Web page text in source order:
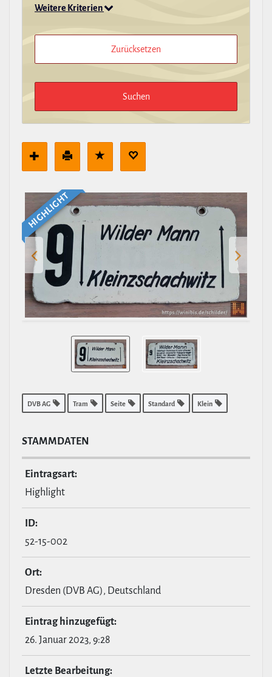
Weitere Kriterien
HIGHLIGHT
DVB AG Tram Seite Standard Klein
STAMM­DATEN
Ein­tragsart:
Highlight
ID:
52-15-002
Ort:
Dresden (DVB AG), Deutschland
Eintrag hin­zu­ge­fügt:
26. Januar 2023, 9:28
Letzte Bear­bei­tung: